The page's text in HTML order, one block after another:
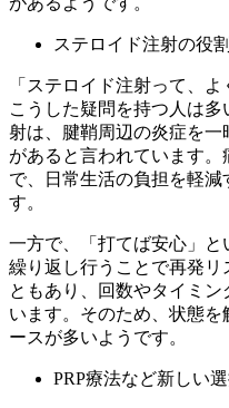
ステロイド注射の役
「ステロイド注射って、
こうした疑問を持つ人は
射は、腱鞘周辺の炎症を一
があると言われています
で、日常生活の負担を軽
す。
一方で、「打てば安心」と
繰り返し行うことで再発リ
ともあり、回数やタイミ
います。そのため、状態
ースが多いようです。
PRP療法など新しい